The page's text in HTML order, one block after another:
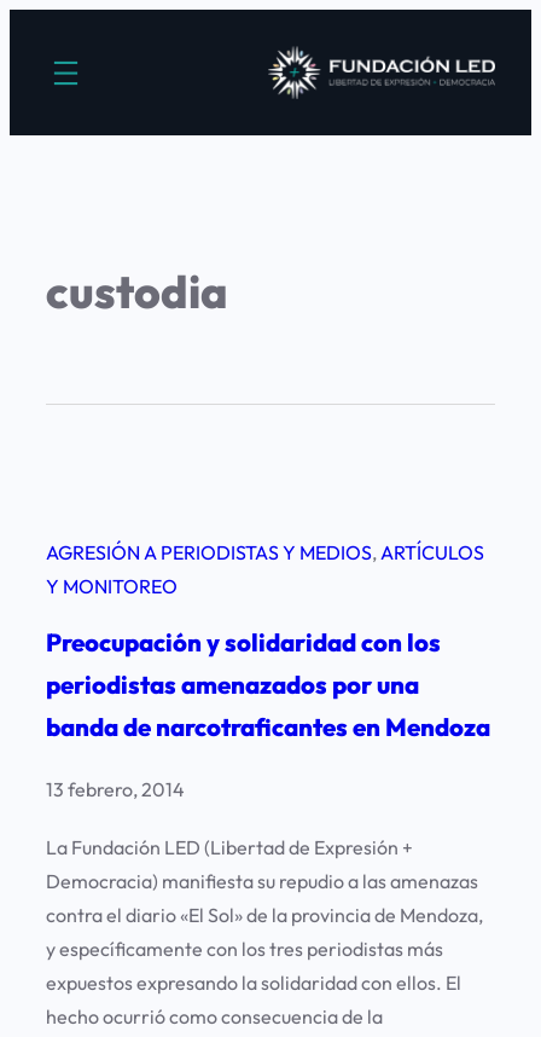
custodia
AGRESIÓN A PERIODISTAS Y MEDIOS, ARTÍCULOS
Y MONITOREO
Preocupación y solidaridad con los
periodistas amenazados por una
banda de narcotraficantes en Mendoza
13 febrero, 2014
La Fundación LED (Libertad de Expresión +
Democracia) manifiesta su repudio a las amenazas
contra el diario «El Sol» de la provincia de Mendoza,
y específicamente con los tres periodistas más
expuestos expresando la solidaridad con ellos. El
hecho ocurrió como consecuencia de la